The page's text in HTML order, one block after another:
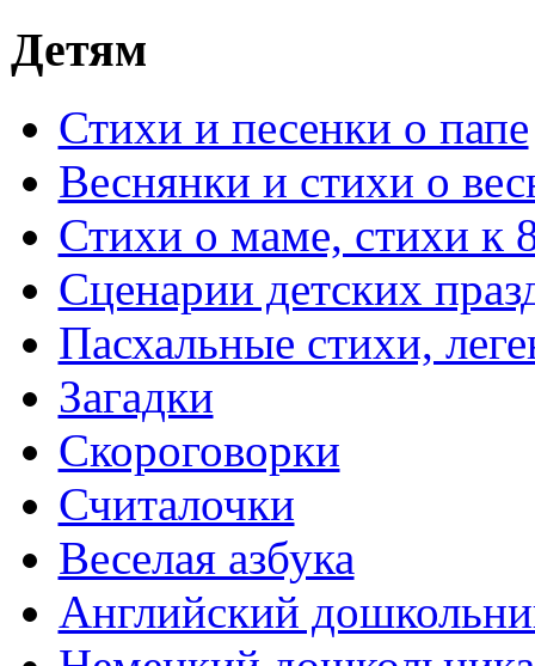
Детям
Стихи и песенки о папе
Веснянки и стихи о
Стихи о маме, стихи к
Сценарии детских
Пасхальные стихи,
Загадки
Скороговорки
Считалочки
Веселая азбука
Английский